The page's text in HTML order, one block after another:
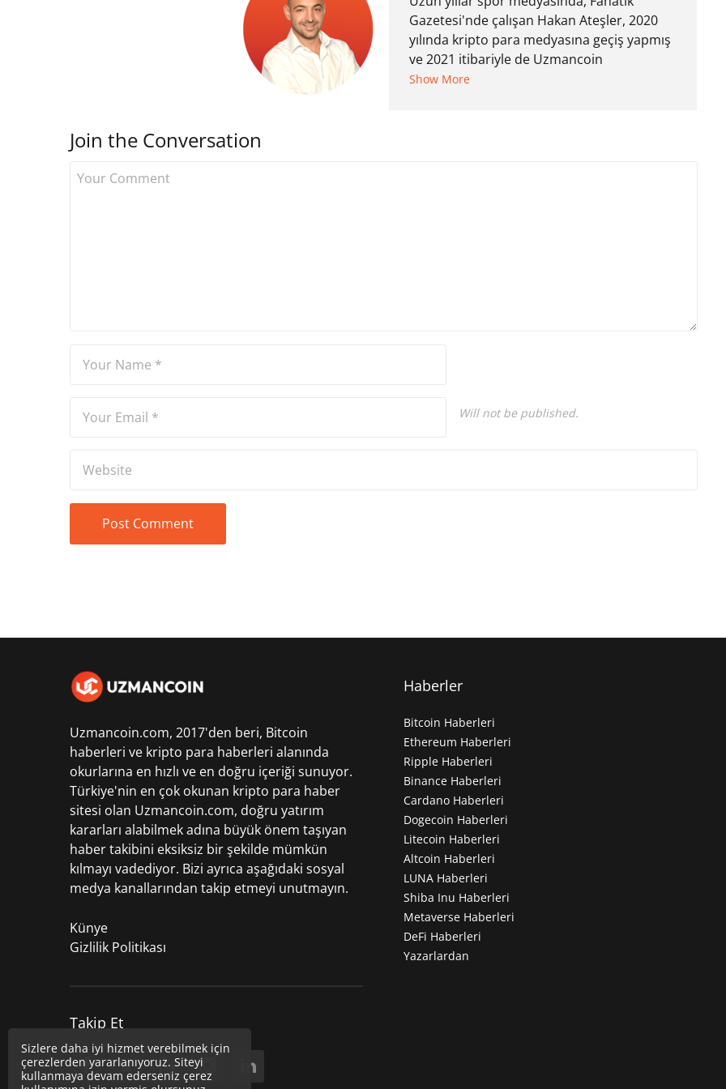
Gazetesi'nde çalışan Hakan Ateşler, 2020
yılında kripto para medyasına geçiş yapmış
ve 2021 itibariyle de Uzmancoin
bünyesinde çalışmaya başlamıştır. Notre
Show More
Join the Conversation
Will not be published.
Uzmancoin.com, 2017'den beri, Bitcoin
haberleri ve kripto para haberleri alanında
okurlarına en hızlı ve en doğru içeriği sunuyor.
Türkiye'nin en çok okunan kripto para haber
sitesi olan Uzmancoin.com, doğru yatırım
kararları alabilmek adına büyük önem taşıyan
haber takibini eksiksiz bir şekilde mümkün
kılmayı vadediyor. Bizi ayrıca aşağıdaki sosyal
medya kanallarından takip etmeyi unutmayın.
Künye
Gizlilik Politikası
Takip Et
Haberler
Bitcoin Haberleri
Ethereum Haberleri
Ripple Haberleri
Binance Haberleri
Cardano Haberleri
Dogecoin Haberleri
Litecoin Haberleri
Altcoin Haberleri
LUNA Haberleri
Shiba Inu Haberleri
Metaverse Haberleri
DeFi Haberleri
Yazarlardan
Sizlere daha iyi hizmet verebilmek için
çerezlerden yararlanıyoruz. Siteyi
kullanmaya devam ederseniz çerez